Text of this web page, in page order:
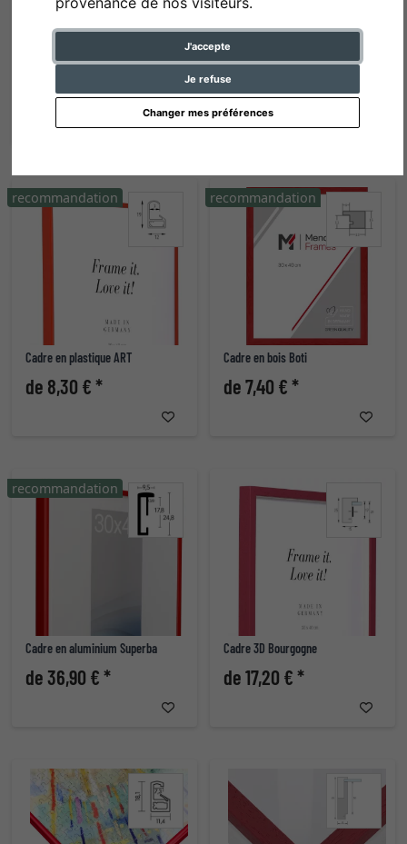
J'accepte
Je refuse
Changer mes préférences
Cadre en bois Quadrum
de 33,15 € *
Cadre en plastique New Lifestyle
de 3,70 € *
Cadre en plastique ART
de 8,30 € *
recommandation
Cadre en bois Boti
de 7,40 € *
recommandation
Cadre en aluminium Superba
de 36,90 € *
recommandation
Cadre 3D Bourgogne
de 17,20 € *